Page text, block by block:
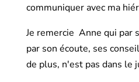
communiquer avec ma
Je remercie Anne qui par
par son écoute, ses
de plus, n'est pas dans le